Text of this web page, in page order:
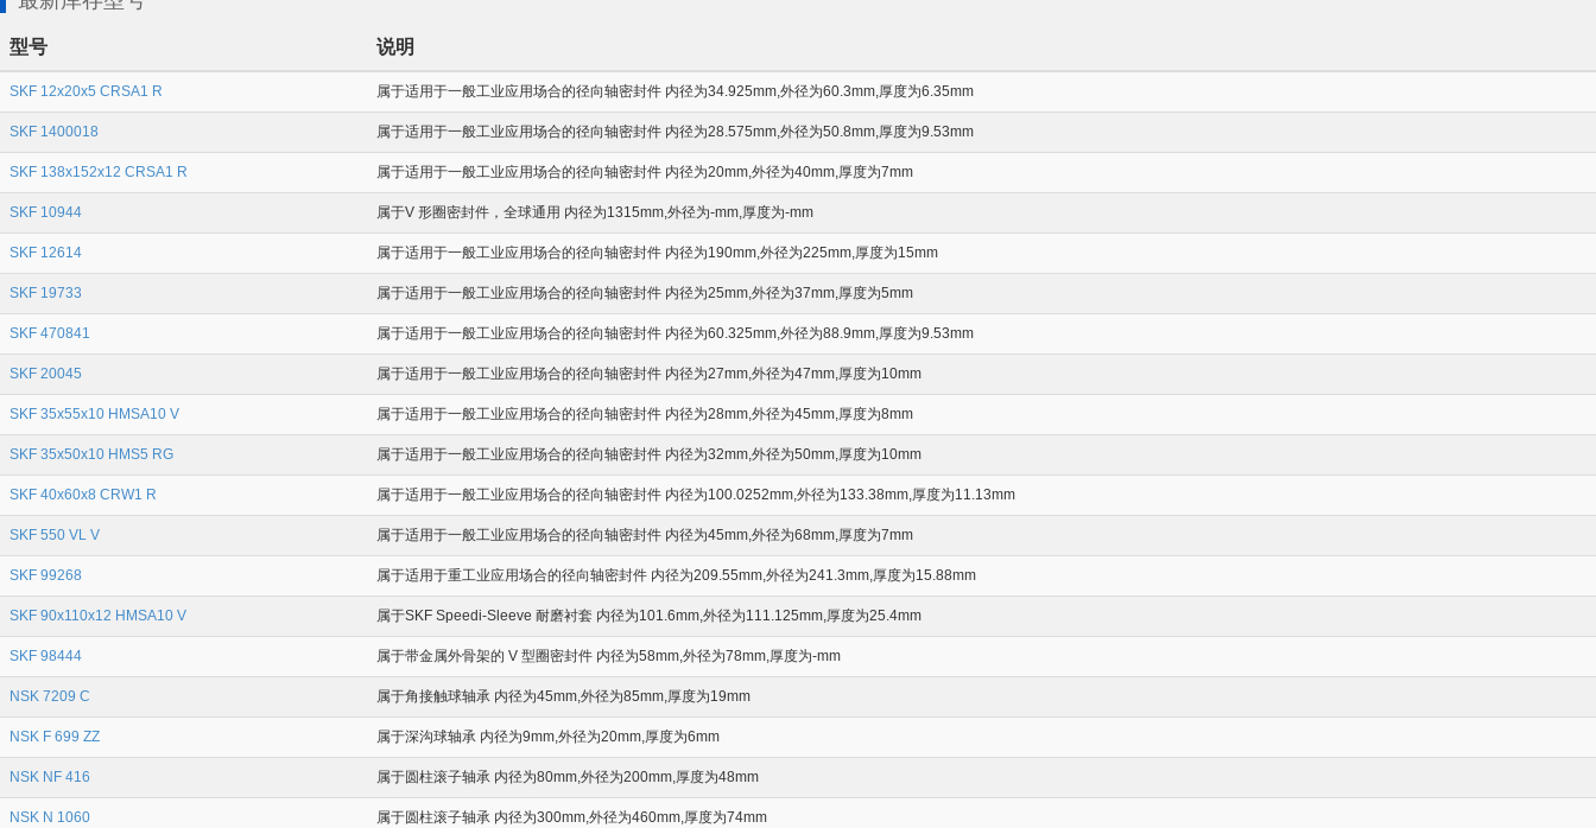
型号 说明
SKF 12x20x5 CRSA1 R 属于适用于一般工业应用场合的径向轴密封件 内径为34.925mm,外径为60.3mm,厚度为6.35mm
SKF 1400018 属于适用于一般工业应用场合的径向轴密封件 内径为28.575mm,外径为50.8mm,厚度为9.53mm
SKF 138x152x12 CRSA1 R 属于适用于一般工业应用场合的径向轴密封件 内径为20mm,外径为40mm,厚度为7mm
SKF 10944 属于V 形圈密封件，全球通用 内径为1315mm,外径为-mm,厚度为-mm
SKF 12614 属于适用于一般工业应用场合的径向轴密封件 内径为190mm,外径为225mm,厚度为15mm
SKF 19733 属于适用于一般工业应用场合的径向轴密封件 内径为25mm,外径为37mm,厚度为5mm
SKF 470841 属于适用于一般工业应用场合的径向轴密封件 内径为60.325mm,外径为88.9mm,厚度为9.53mm
SKF 20045 属于适用于一般工业应用场合的径向轴密封件 内径为27mm,外径为47mm,厚度为10mm
SKF 35x55x10 HMSA10 V 属于适用于一般工业应用场合的径向轴密封件 内径为28mm,外径为45mm,厚度为8mm
SKF 35x50x10 HMS5 RG 属于适用于一般工业应用场合的径向轴密封件 内径为32mm,外径为50mm,厚度为10mm
SKF 40x60x8 CRW1 R 属于适用于一般工业应用场合的径向轴密封件 内径为100.0252mm,外径为133.38mm,厚度为11.13mm
SKF 550 VL V 属于适用于一般工业应用场合的径向轴密封件 内径为45mm,外径为68mm,厚度为7mm
SKF 99268 属于适用于重工业应用场合的径向轴密封件 内径为209.55mm,外径为241.3mm,厚度为15.88mm
SKF 90x110x12 HMSA10 V 属于SKF Speedi-Sleeve 耐磨衬套 内径为101.6mm,外径为111.125mm,厚度为25.4mm
SKF 98444 属于带金属外骨架的 V 型圈密封件 内径为58mm,外径为78mm,厚度为-mm
NSK 7209 C 属于角接触球轴承 内径为45mm,外径为85mm,厚度为19mm
NSK F 699 ZZ 属于深沟球轴承 内径为9mm,外径为20mm,厚度为6mm
NSK NF 416 属于圆柱滚子轴承 内径为80mm,外径为200mm,厚度为48mm
NSK N 1060 属于圆柱滚子轴承 内径为300mm,外径为460mm,厚度为74mm